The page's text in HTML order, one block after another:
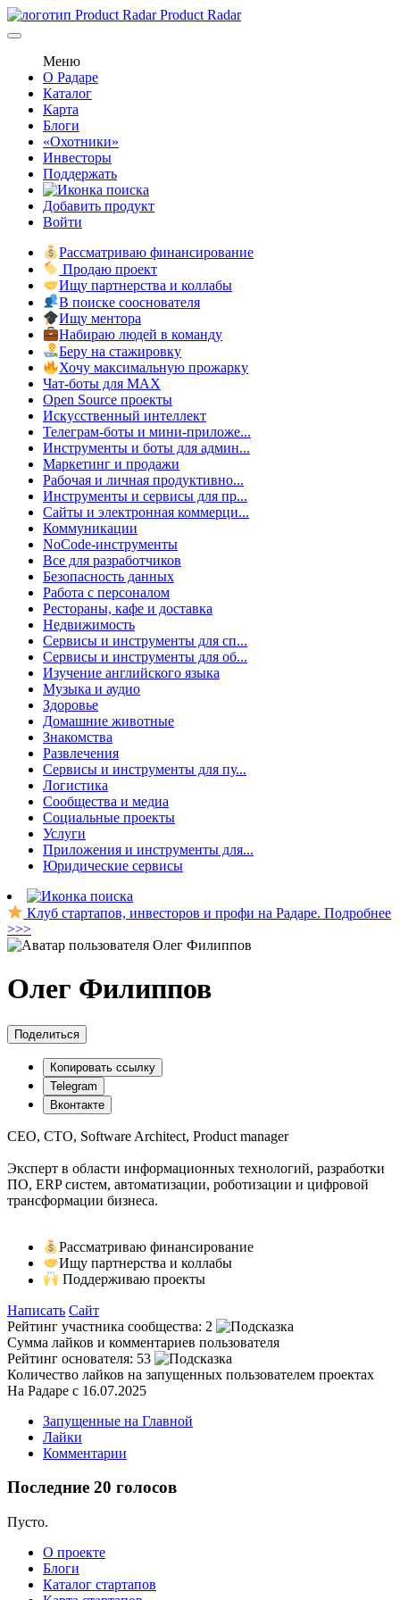
Product Radar
Меню
О Радаре
Каталог
Карта
Блоги
«Охотники»
Инвесторы
Поддержать
Добавить продукт
Войти
Рассматриваю финансирование
Продаю проект
Ищу партнерства и коллабы
В поиске сооснователя
Ищу ментора
Набираю людей в команду
Беру на стажировку
Хочу максимальную прожарку
Чат-боты для MAX
Open Source проекты
Искусственный интеллект
Телеграм-боты и мини-приложе...
Инструменты и боты для админ...
Маркетинг и продажи
Рабочая и личная продуктивно...
Инструменты и сервисы для пр...
Сайты и электронная коммерци...
Коммуникации
NoCode-инструменты
Все для разработчиков
Безопасность данных
Работа с персоналом
Рестораны, кафе и доставка
Недвижимость
Сервисы и инструменты для сп...
Сервисы и инструменты для об...
Изучение английского языка
Музыка и аудио
Здоровье
Домашние животные
Знакомства
Развлечения
Сервисы и инструменты для пу...
Логистика
Сообщества и медиа
Социальные проекты
Услуги
Приложения и инструменты для...
Юридические сервисы
Клуб стартапов, инвесторов и профи на Радаре. Подробнее
>>>
Олег Филиппов
Поделиться
Копировать ссылку
Telegram
Вконтакте
CEO, CTO, Software Architect, Product manager
Эксперт в области информационных технологий, разработки
ПО, ERP систем, автоматизации, роботизации и цифровой
трансформации бизнеса.
Рассматриваю финансирование
Ищу партнерства и коллабы
Поддерживаю проекты
Написать Сайт
Рейтинг участника сообщества: 2
Сумма лайков и комментариев пользователя
Рейтинг основателя: 53
Количество лайков на запущенных пользователем проектах
На Радаре с 16.07.2025
Запущенные на Главной
Лайки
Комментарии
Последние 20 голосов
Пусто.
О проекте
Блоги
Каталог стартапов